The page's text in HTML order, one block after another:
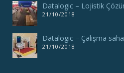
Datalogic – Lojistik
21/10/2018
Datalogic – Çalışma
21/10/2018